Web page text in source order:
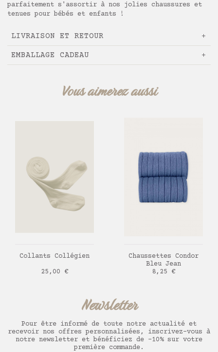
parfaitement s'assortir à nos jolies chaussures et
tenues pour bébés et enfants !
LIVRAISON ET RETOUR
EMBALLAGE CADEAU
Vous aimerez aussi
AJOUTER AU PANIER
Collants Collégien
Prix
25,00 €
AJOUTER AU PANIER
Chaussettes Condor
Bleu Jean
Prix
8,25 €
Newsletter
Pour être informé de toute notre actualité et
recevoir nos offres personnalisées, inscrivez-vous à
notre newsletter et bénéficiez de -10% sur votre
première commande.